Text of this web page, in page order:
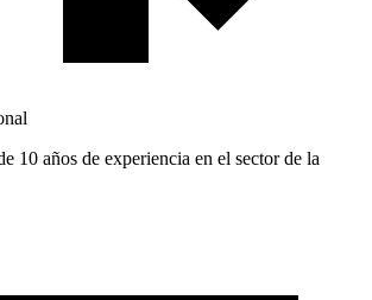
10 años de experiencia en el sector de la